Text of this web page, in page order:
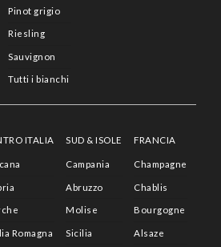
Pinot grigio
Riesling
Sauvignon
Tutti i bianchi
ITALIA
Romagna
SUD & ISOLE
Campania
Abruzzo
Molise
Sicilia
FRANCIA
Champagne
Chablis
Bourgogne
Alsaze